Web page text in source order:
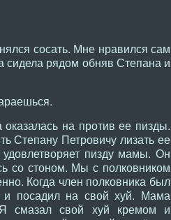
сосать. Мне нравился сам
сидела рядом обняв Степана и
на против ее пизды.
Степану Петровичу лизать ее
пизду мамы. Он
со стоном. Мы с полковником
Когда член полковника был
и посадил на свой хуй. Мама
смазал свой хуй кремом и